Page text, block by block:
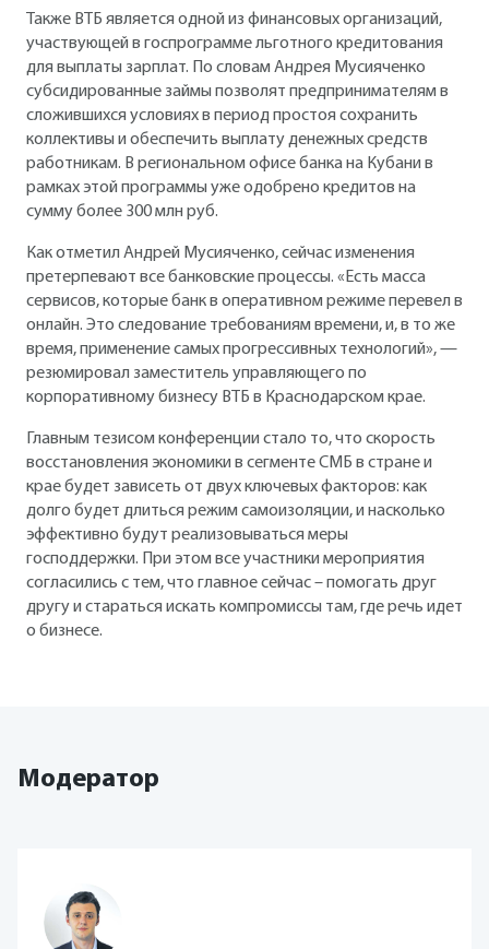
Также ВТБ является одной из финансовых организаций,
участвующей в госпрограмме льготного кредитования
для выплаты зарплат. По словам Андрея Мусияченко
субсидированные займы позволят предпринимателям в
сложившихся условиях в период простоя сохранить
коллективы и обеспечить выплату денежных средств
работникам. В региональном офисе банка на Кубани в
рамках этой программы уже одобрено кредитов на
сумму более 300 млн руб.
Как отметил Андрей Мусияченко, сейчас изменения
претерпевают все банковские процессы. «Есть масса
сервисов, которые банк в оперативном режиме перевел в
онлайн. Это следование требованиям времени, и, в то же
время, применение самых прогрессивных технологий», —
резюмировал заместитель управляющего по
корпоративному бизнесу ВТБ в Краснодарском крае.
Главным тезисом конференции стало то, что скорость
восстановления экономики в сегменте СМБ в стране и
крае будет зависеть от двух ключевых факторов: как
долго будет длиться режим самоизоляции, и насколько
эффективно будут реализовываться меры
господдержки. При этом все участники мероприятия
согласились с тем, что главное сейчас – помогать друг
другу и стараться искать компромиссы там, где речь идет
о бизнесе.
Модератор